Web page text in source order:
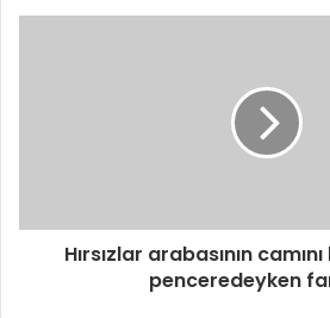
Hırsızlar arabasının
penceredeyken